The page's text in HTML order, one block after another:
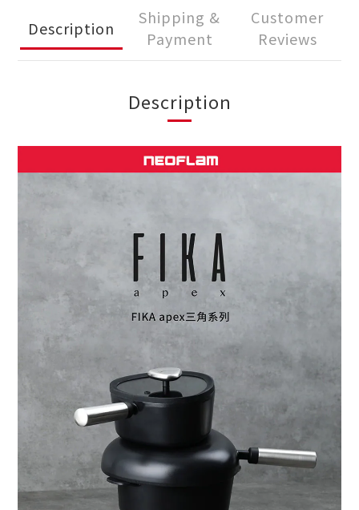
Description
Shipping &
Payment
Customer
Reviews
Description